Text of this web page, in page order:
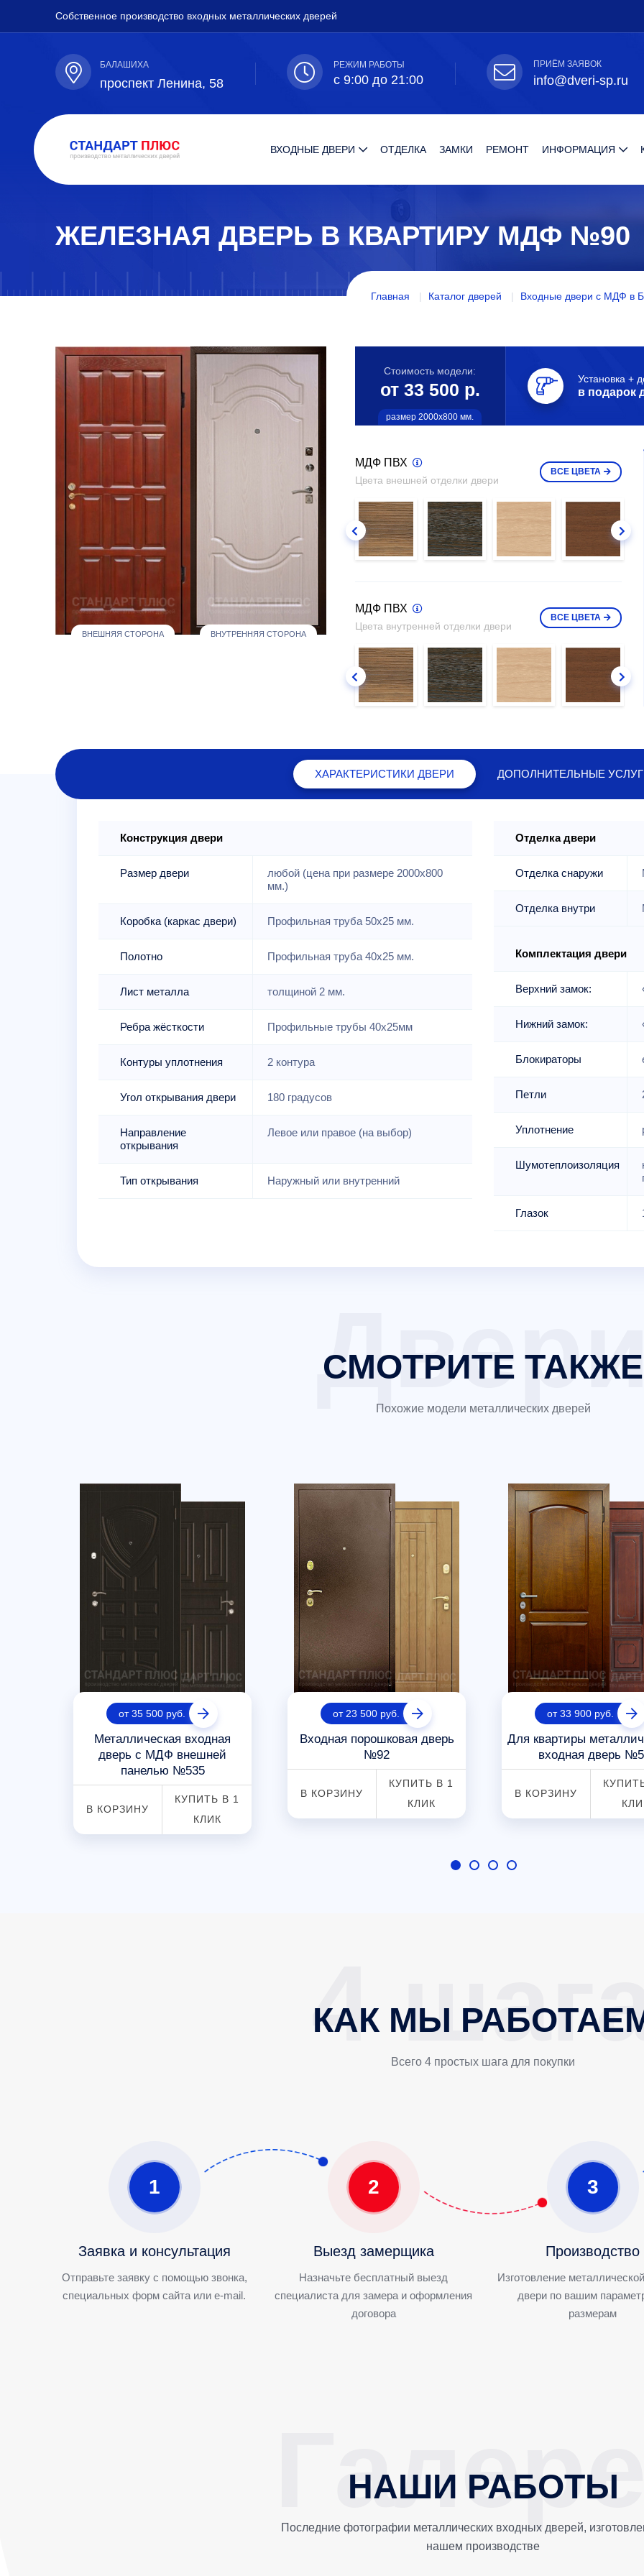
Собственное производство входных металлических дверей
БАЛАШИХА
проспект Ленина, 58
РЕЖИМ РАБОТЫ
с 9:00 до 21:00
ПРИЁМ ЗАЯВОК
info@dveri-sp.ru
ВХОДНЫЕ ДВЕРИ ОТДЕЛКА ЗАМКИ РЕМОНТ ИНФОРМАЦИЯ
ЖЕЛЕЗНАЯ ДВЕРЬ В КВАРТИРУ МДФ №90
Главная Каталог дверей Входные двери с МДФ в
ВНЕШНЯЯ СТОРОНА ВНУТРЕННЯЯ СТОРОНА
Стоимость модели:
от 33 500 р.
размер 2000х800 мм.
Установка +
в подарок
МДФ ПВХ
Цвета внешней отделки двери
ВСЕ ЦВЕТА
МДФ ПВХ
Цвета внутренней отделки двери
ВСЕ ЦВЕТА
ХАРАКТЕРИСТИКИ ДВЕРИ ДОПОЛНИТЕЛЬНЫЕ
Конструкция двери
Размер двери
любой (цена при размере 2000x800
мм.)
Коробка (каркас двери) Профильная труба 50х25 мм.
Полотно Профильная труба 40х25 мм.
Лист металла толщиной 2 мм.
Ребра жёсткости Профильные трубы 40х25мм
Контуры уплотнения 2 контура
Угол открывания двери 180 градусов
Направление
открывания
Левое или правое (на выбор)
Тип открывания Наружный или внутренний
Отделка двери
Отделка снаружи
Отделка внутри
Комплектация двери
Верхний замок:
Нижний замок:
Блокираторы
Петли
Уплотнение
Шумотеплоизоляция
Глазок
СМОТРИТЕ ТАКЖЕ
Похожие модели металлических дверей
от 35 500 руб.
Металлическая входная
дверь с МДФ внешней
панелью №535
В КОРЗИНУ
КУПИТЬ В 1
КЛИК
от 23 500 руб.
Входная порошковая дверь
№92
В КОРЗИНУ
КУПИТЬ В 1
КЛИК
от 33 900 руб.
Для квартиры
входная дверь №5
В КОРЗИНУ
КАК МЫ
Всего 4 простых шага для покупки
1
Заявка и консультация
Отправьте заявку с помощью звонка,
специальных форм сайта или e-mail.
2
Выезд замерщика
Назначьте бесплатный выезд
специалиста для замера и оформления
договора
3
Производство
Изготовление
двери по вашим
размерам
НАШИ РАБОТЫ
Последние фотографии металлических входных дверей,
нашем производстве